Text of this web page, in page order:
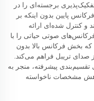
برجسته‌ای را در
پایین بدون اینکه بر
و کنترل شده‌ای ارائه
صوتی حیاتی را با
بخش فرکانس بالا بدون
صدای تریبل فراهم می‌کند.
پیشرفته، منجر به
مشخصات ناخواسته